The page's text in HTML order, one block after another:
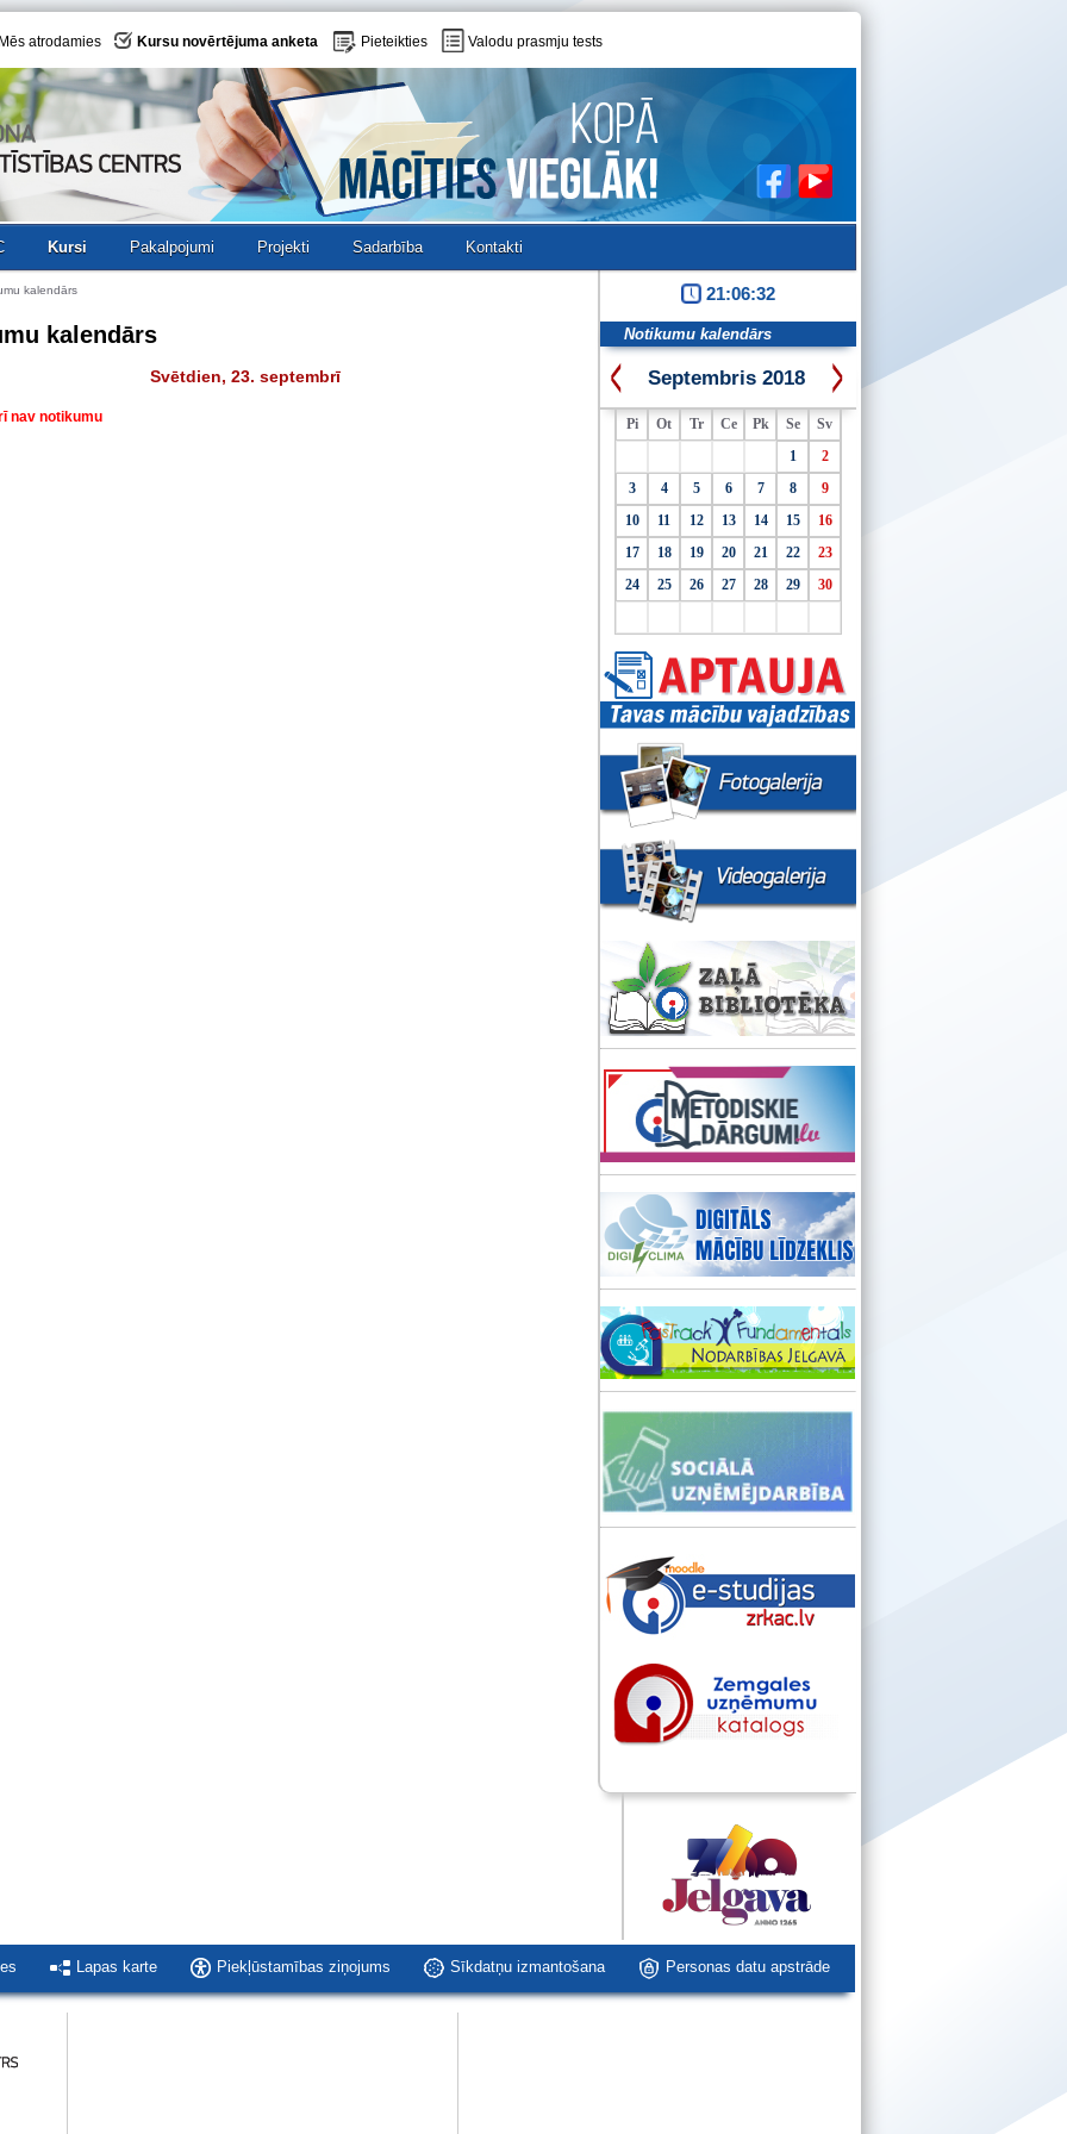
Mēs atrodamies Kursu novērtējuma anketa Pieteikties Valodu prasmju tests
Kursi Pakalpojumi Projekti Sadarbība Kontakti
kalendārs
kalendārs
Svētdien, 23. septembrī
nav notikumu
21:06:32
Notikumu kalendārs
Septembris 2018
Pi Ot Tr Ce Pk Se
Sv
1
2
3
4 5 6 7 8
9
10
11 12 13 14 15
16
17
18 19 20 21 22
23
24
25 26 27 28 29 30
Lapas karte Piekļūstamības ziņojums Sīkdatņu izmantošana Personas datu apstrāde